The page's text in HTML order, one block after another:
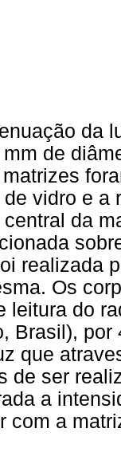
da
de
vidro e a
da
realizada
Os
leitura do
Brasil),
que
de ser
a
com a